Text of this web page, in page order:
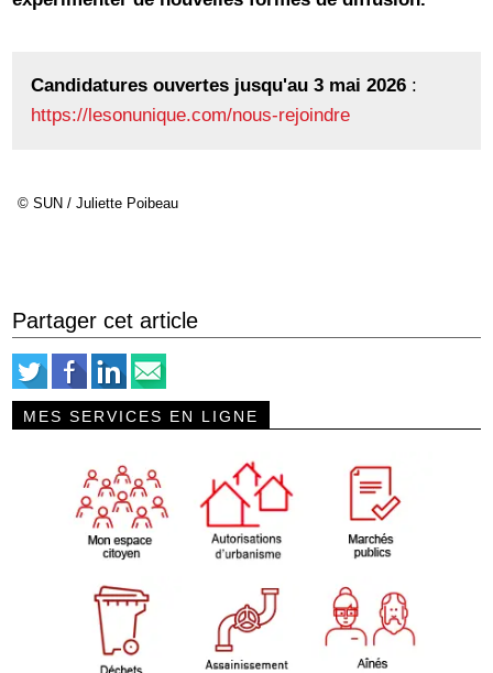
Candidatures ouvertes jusqu'au 3 mai 2026 :
https://lesonunique.com/nous-rejoindre
© SUN / Juliette Poibeau
Partager cet article
MES SERVICES EN LIGNE